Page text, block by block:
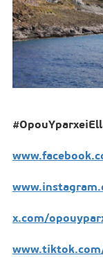
#
www.facebook
www.instagram
x.com/
www.tiktok.com